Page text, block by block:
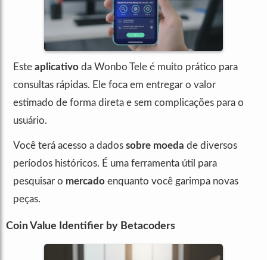
Este aplicativo da Wonbo Tele é muito prático para
consultas rápidas. Ele foca em entregar o valor
estimado de forma direta e sem complicações para o
usuário.
Você terá acesso a dados sobre moeda de diversos
períodos históricos. É uma ferramenta útil para
pesquisar o mercado enquanto você garimpa novas
peças.
Coin Value Identifier by Betacoders